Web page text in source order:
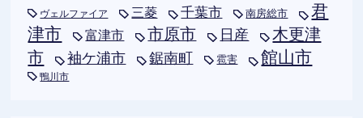
ヴェルファイア 三菱 千葉市 南房総市
君
津市
富津市 市原市 日産
木更津
市
袖ケ浦市 鋸南町 雹害 館山市
鴨川市